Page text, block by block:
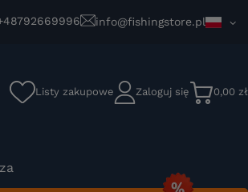
info@fishingstore.pl
Listy zakupowe Zaloguj się 0,00 zł